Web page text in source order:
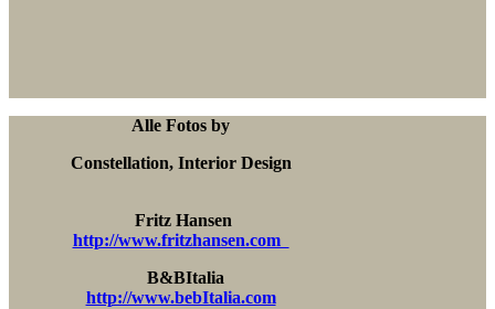
Alle Fotos by
Constellation, Interior Design
Fritz Hansen
http://www.fritzhansen.com
B&BItalia
http://www.bebItalia.com